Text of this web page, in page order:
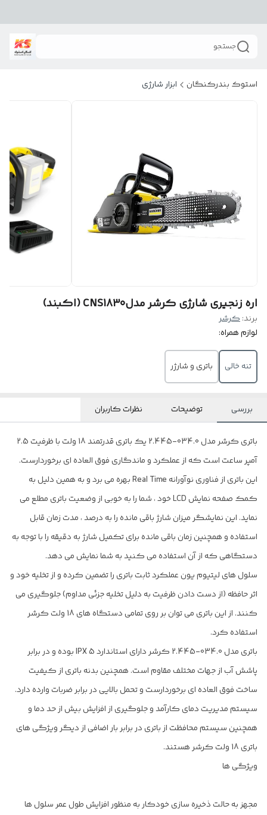
جستجو
استوک بندرکنگان ابزار شارژی
اره زنجیری شارژی کرشر مدلCNS1830 (اکبند)
برند:کرشر
لوازم همراه:
تنه خالی باتری و شارژر
بررسی توضیحات نظرات کاربران
باتری کرشر مدل 034.0-2.445 یک باتری قدرتمند 18 ولت با ظرفیت 2.5
آمپر ساعت است که از عملکرد و ماندگاری فوق العاده ای برخوردارست.
این باتری از فناوری نوآورانه Real Time بهره می برد و به همین دلیل به
کمک صفحه نمایش LCD خود ، شما را به خوبی از وضعیت باتری مطلع می
نماید. این نمایشگر میزان شارژ باقی مانده را به درصد ، مدت زمان قابل
استفاده و همچنین زمان باقی مانده برای تکمیل شارژ به دقیقه را با توجه به
دستگاهی که از آن استفاده می کنید به شما نمایش می دهد.
سلول های لیتیوم یون عملکرد ثابت باتری را تضمین کرده و از تخلیه خود و
اثر حافظه (از دست دادن ظرفیت به دلیل تخلیه جزئی مداوم) جلوگیری می
کنند. از این باتری می توان بر روی تمامی دستگاه های 18 ولت کرشر
استفاده کرد.
باتری مدل 034.0-2.445 کرشر دارای استاندارد IPX 5 بوده و در برابر
پاشش آب از جهات مختلف مقاوم است. همچنین بدنه باتری از کیفیت
ساخت فوق العاده ای برخوردارست و تحمل بالایی در برابر ضربات وارده دارد.
سیستم مدیریت دمای کارآمد و جلوگیری از افزایش بیش از حد دما و
همچنین سیستم محافظت از باتری در برابر بار اضافی از دیگر ویژگی های
باتری 18 ولت کرشر هستند.
ویژگی ها
مجهز به حالت ذخیره سازی خودکار به منظور افزایش طول عمر سلول ها